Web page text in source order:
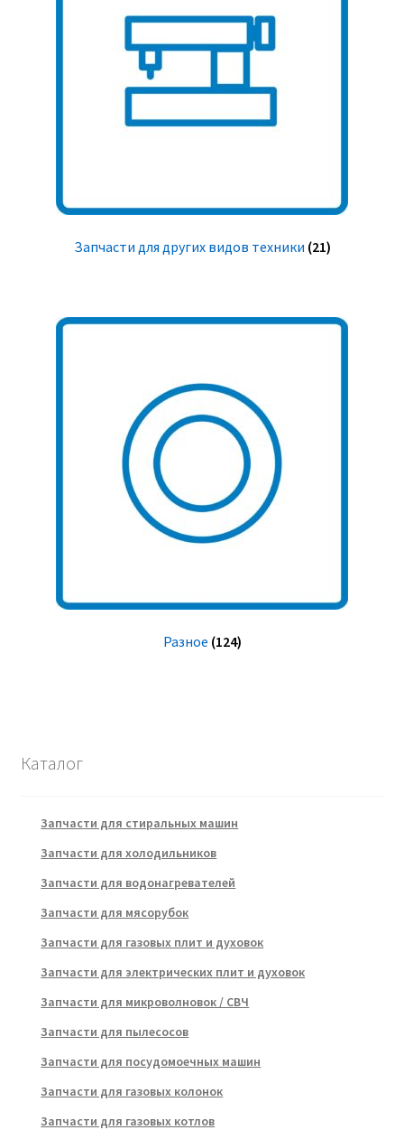
Запчасти для других видов техники (21)
Разное (124)
Каталог
Запчасти для стиральных машин
Запчасти для холодильников
Запчасти для водонагревателей
Запчасти для мясорубок
Запчасти для газовых плит и духовок
Запчасти для электрических плит и духовок
Запчасти для микроволновок / СВЧ
Запчасти для пылесосов
Запчасти для посудомоечных машин
Запчасти для газовых колонок
Запчасти для газовых котлов